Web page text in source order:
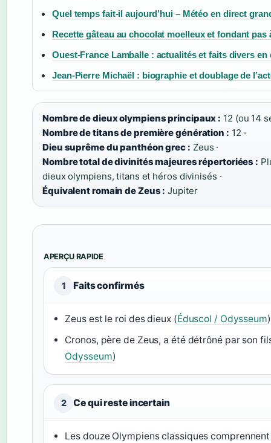
Quel temps fait-il aujourd’hui – Météo en direct
Recette gâteau au chocolat moelleux et fondant pas
Ouest-France Lamballe : actualités et faits divers en
Jean-Pierre Michaël : biographie et doublage de
Nombre de dieux olympiens principaux : 12 (ou 14
Nombre de titans de première génération : 12 ·
Dieu suprême du panthéon grec : Zeus ·
Nombre total de divinités majeures répertoriées :
dieux olympiens, titans et héros divinisés ·
Équivalent romain de Zeus : Jupiter
APERÇU RAPIDE
1 Faits confirmés
Zeus est le roi des dieux (Éduscol / Odysseum)
Cronos, père de Zeus, a été détrôné par son
Odysseum)
2 Ce qui reste incertain
Les douze Olympiens classiques